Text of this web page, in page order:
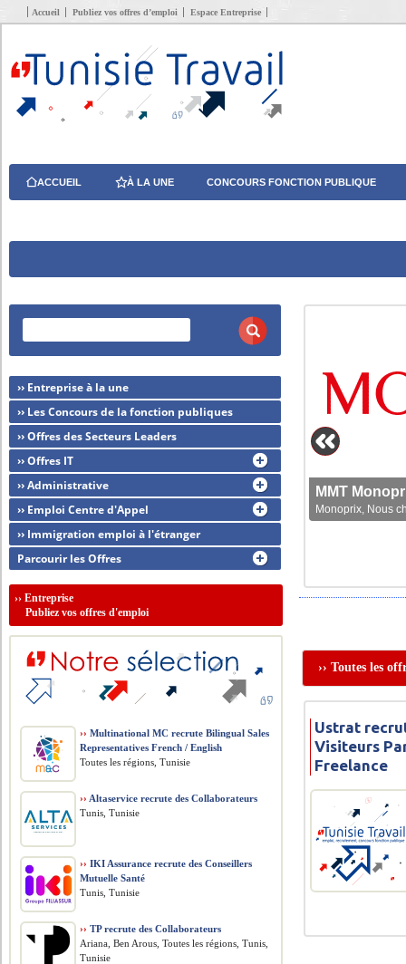
Accueil Publiez vos offres d’emploi Espace Entreprise
ACCUEIL À LA UNE CONCOURS FONCTION PUBLIQUE
MMT
Monoprix, Nous
›› Toutes les
Ustrat
Visiteurs
Freelance
›› Entreprise à la une
›› Les Concours de la fonction publiques
›› Offres des Secteurs Leaders
›› Offres IT
›› Administrative
›› Emploi Centre d'Appel
›› Immigration emploi à l'étranger
Parcourir les Offres
››Entreprise
Publiez vos offres d'emploi
›› Multinational MC recrute Bilingual Sales
Representatives French / English
Toutes les régions, Tunisie
›› Altaservice recrute des Collaborateurs
Tunis, Tunisie
›› IKI Assurance recrute des Conseillers
Mutuelle Santé
Tunis, Tunisie
›› TP recrute des Collaborateurs
Ariana, Ben Arous, Toutes les régions, Tunis,
Tunisie